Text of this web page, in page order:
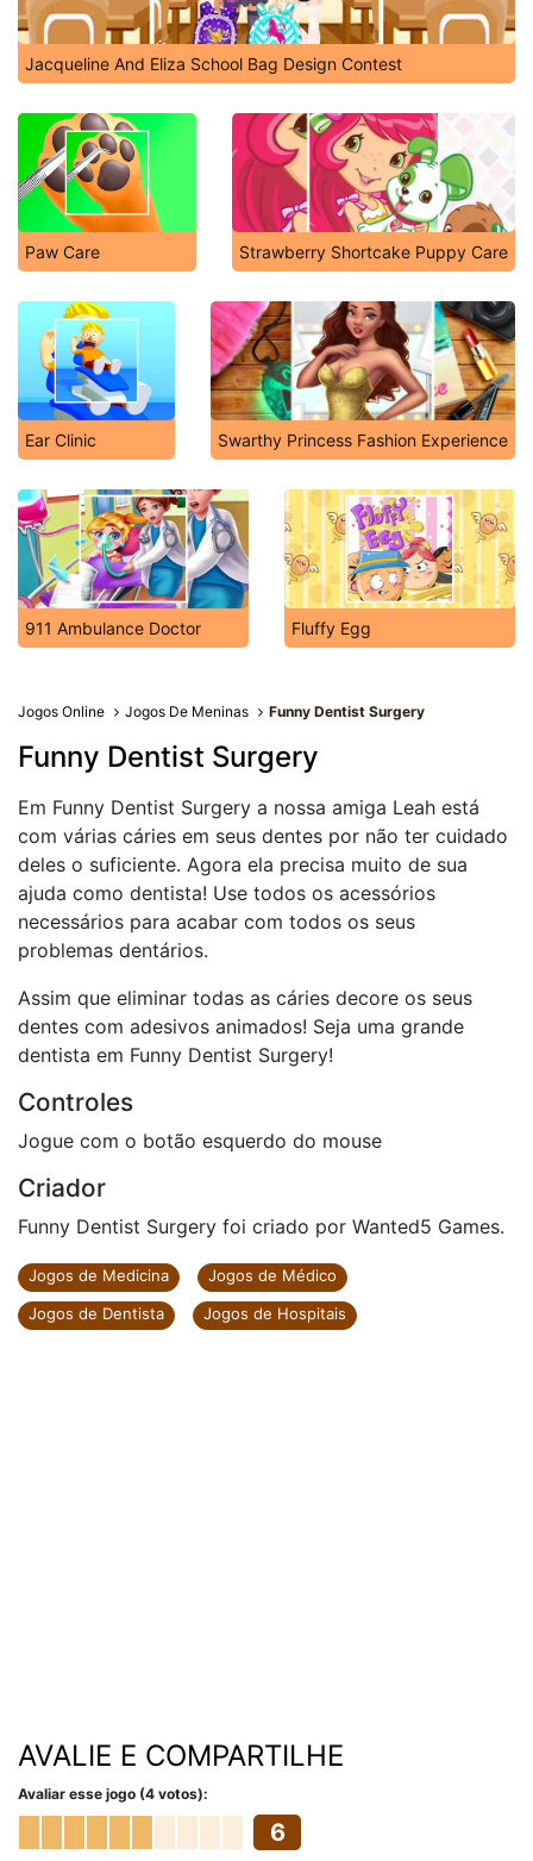
Jacqueline And Eliza School Bag Design Contest
Paw Care Strawberry Shortcake Puppy Care
Ear Clinic Swarthy Princess Fashion Experience
911 Ambulance Doctor Fluffy Egg
Jogos Online Jogos De Meninas Funny Dentist Surgery
Funny Dentist Surgery
Em Funny Dentist Surgery a nossa amiga Leah está
com várias cáries em seus dentes por não ter cuidado
deles o suficiente. Agora ela precisa muito de sua
ajuda como dentista! Use todos os acessórios
necessários para acabar com todos os seus
problemas dentários.
Assim que eliminar todas as cáries decore os seus
dentes com adesivos animados! Seja uma grande
dentista em Funny Dentist Surgery!
Controles
Jogue com o botão esquerdo do mouse
Criador
Funny Dentist Surgery foi criado por Wanted5 Games.
Jogos de Medicina
Jogos de Médico
Jogos de Dentista
Jogos de Hospitais
AVALIE E COMPARTILHE
Avaliar esse jogo (4 votos):
6